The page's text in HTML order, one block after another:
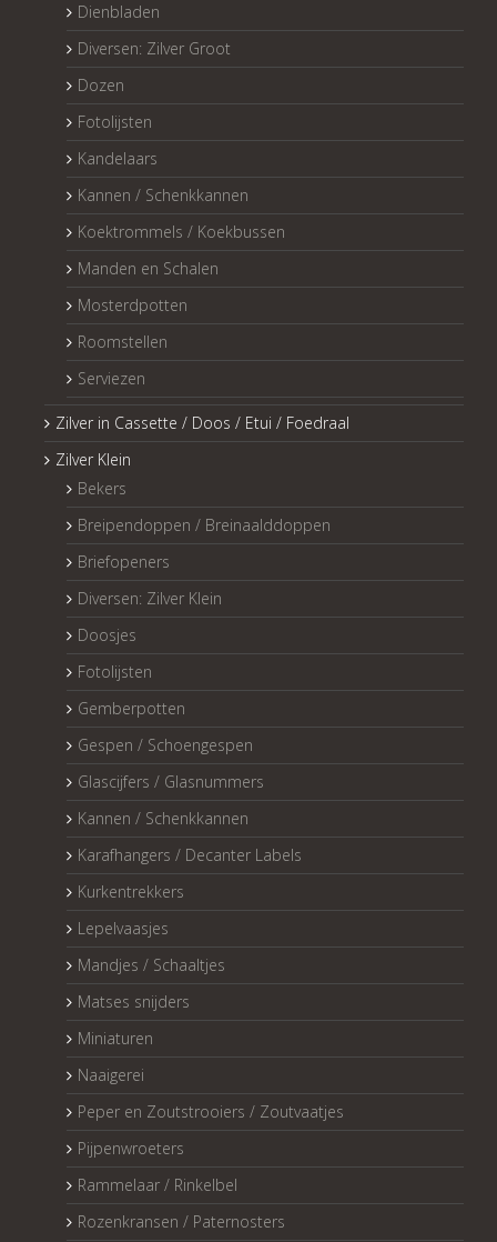
Dienbladen
Diversen: Zilver Groot
Dozen
Fotolijsten
Kandelaars
Kannen / Schenkkannen
Koektrommels / Koekbussen
Manden en Schalen
Mosterdpotten
Roomstellen
Serviezen
Zilver in Cassette / Doos / Etui / Foedraal
Zilver Klein
Bekers
Breipendoppen / Breinaalddoppen
Briefopeners
Diversen: Zilver Klein
Doosjes
Fotolijsten
Gemberpotten
Gespen / Schoengespen
Glascijfers / Glasnummers
Kannen / Schenkkannen
Karafhangers / Decanter Labels
Kurkentrekkers
Lepelvaasjes
Mandjes / Schaaltjes
Matses snijders
Miniaturen
Naaigerei
Peper en Zoutstrooiers / Zoutvaatjes
Pijpenwroeters
Rammelaar / Rinkelbel
Rozenkransen / Paternosters